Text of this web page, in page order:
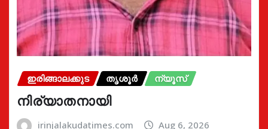
ഇരിങ്ങാലക്കുട തൃശൂർ ന്യൂസ്
നിര്യാതനായി
irinjalakudatimes.com Aug 6, 2026